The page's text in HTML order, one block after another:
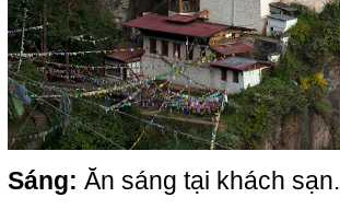
Sáng: Ăn sáng tại khách sạn.